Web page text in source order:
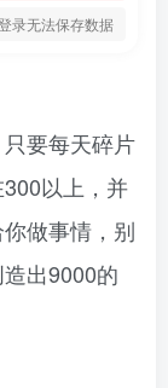
录无法保存数据
要每天碎片
以上，并
做事情，别
出9000的